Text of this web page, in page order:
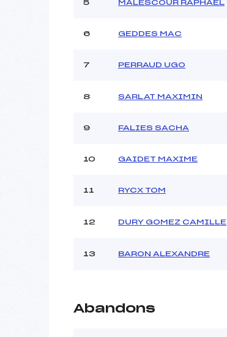
Pénalité appliquée :
5 MALESCOUR RAPHAEL
6 GEDDES MAC
7 PERRAUD UGO
8 SARLAT MAXIMIN
9 FALIES SACHA
10 GAIDET MAXIME
11 RYCX TOM
12 DURY GOMEZ CAMILLE
13 BARON ALEXANDRE
Abandons